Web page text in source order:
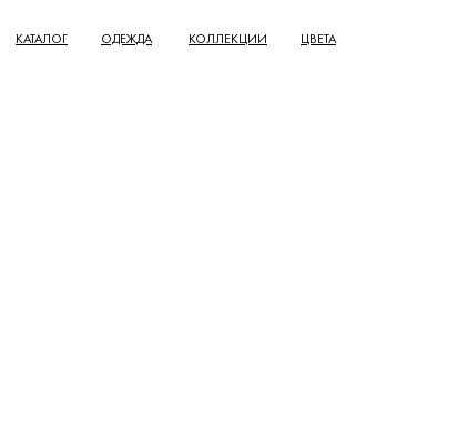
ЦВЕТА
КОЛЛЕКЦИИ
ОДЕЖДА
КАТАЛОГ